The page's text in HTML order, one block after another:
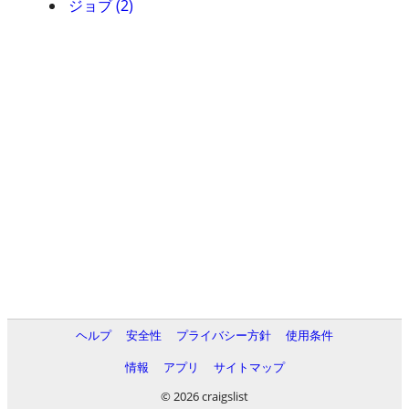
ジョブ (2)
ヘルプ 安全性 プライバシー方針
使用条件
情報
アプリ
サイトマップ
© 2026 craigslist